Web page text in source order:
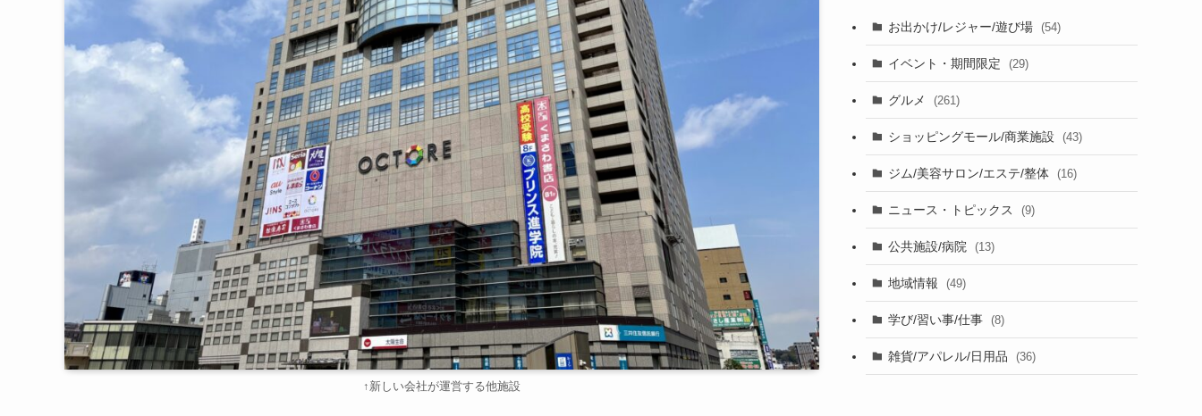
↑新しい会社が運営する他施設
お出かけ/レジャー/遊び場 (54)
イベント・期間限定 (29)
グルメ (261)
ショッピングモール/商業施設 (43)
ジム/美容サロン/エステ/整体 (16)
ニュース・トピックス (9)
公共施設/病院 (13)
地域情報 (49)
学び/習い事/仕事 (8)
雑貨/アパレル/日用品 (36)